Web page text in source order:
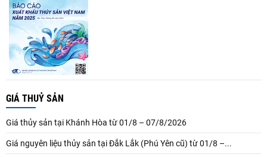
GIÁ THUỶ SẢN
Giá thủy sản tại Khánh Hòa từ 01/8 – 07/8/2026
Giá nguyên liệu thủy sản tại Đắk Lắk (Phú Yên cũ) từ 01/8 –...